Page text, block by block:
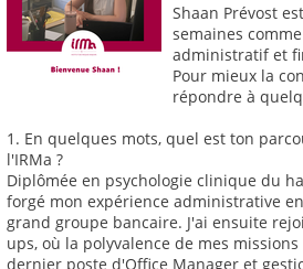
Shaan Prévost
semaines
administratif et
Pour mieux la
répondre à
1. En quelques mots, quel est ton
l'IRMa ?
Diplômée en psychologie clinique du
forgé mon expérience administrative
grand groupe bancaire. J'ai ensuite
ups, où la polyvalence de mes
dernier poste d'Office Manager et